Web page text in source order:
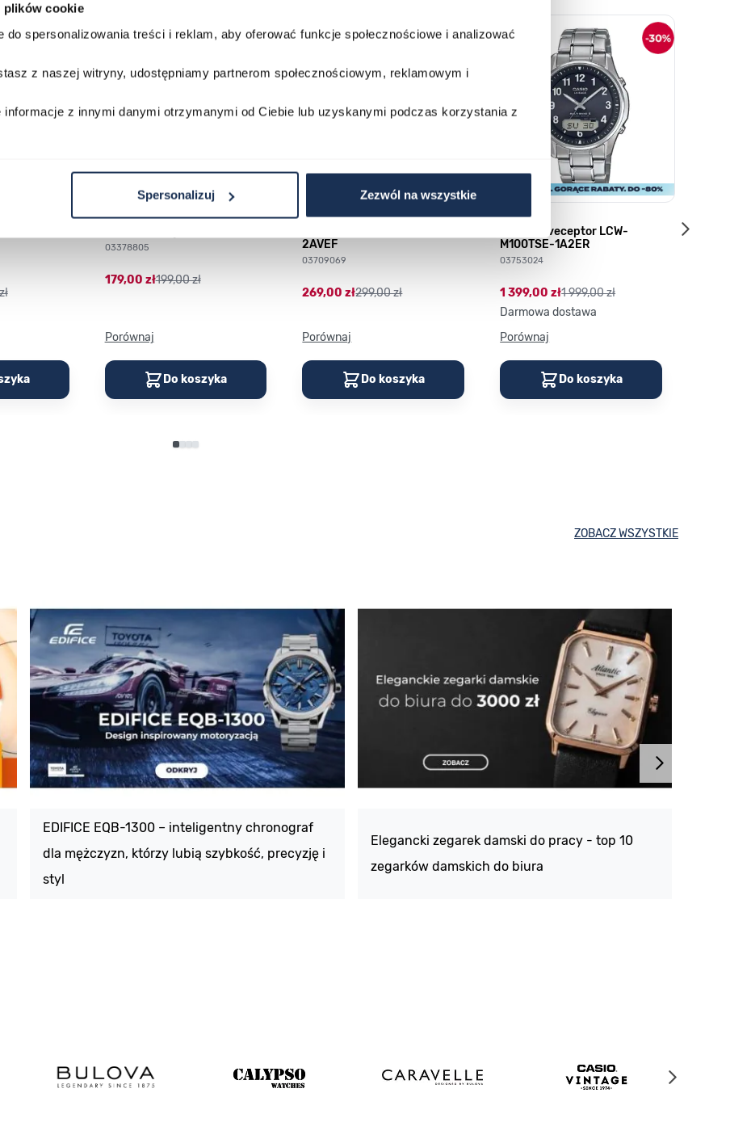
plików cookie
spersonalizowania treści i reklam, aby oferować funkcje społecznościowe i analizować
z naszej witryny, udostępniamy partnerom społecznościowym, reklamowym i
informacje z innymi danymi otrzymanymi od Ciebie lub uzyskanymi podczas korzystania z
Spersonalizuj Zezwól na wszystkie
tabulacji. Możesz pominąć karuzelę lub przejść bezpośrednio do nawigacji karuzeli za pomocą linka pomijającego.
03378805
179,00 zł199,00 zł
Porównaj
Do koszyka
2AVEF
03709069
269,00 zł299,00 zł
Porównaj
Do koszyka
Casio Waveceptor LCW-
M100TSE-1A2ER
03753024
1 399,00 zł1 999,00 zł
Darmowa dostawa
Porównaj
Do koszyka
ZOBACZ WSZYSTKIE
EDIFICE EQB-1300 – inteligentny chronograf
dla mężczyzn, którzy lubią szybkość, precyzję i
styl
Elegancki zegarek damski do pracy - top 10
zegarków damskich do biura